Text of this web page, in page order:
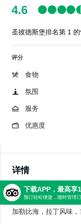
4.6
圣彼德斯堡排名第 1 的
评分
食物
氛围
服务
优惠度
详情
美食
加勒比海，拉丁风味
下载APP，最高享
预订轻松便捷，随时管理